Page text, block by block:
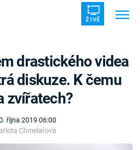
ŽIVĚ
DÁVNOVĚKU
října 2019 06:00
Chmelařová
drastického videa
diskuze. K čemu
zvířatech?